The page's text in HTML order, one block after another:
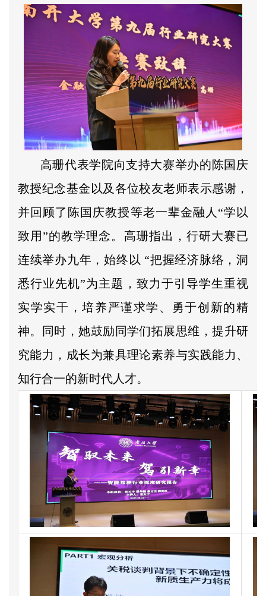
高珊代表学院向支持大赛举办的陈国庆
教授纪念基金以及各位校友老师表示感谢，
并回顾了陈国庆教授等老一辈金融人“学以
致用”的教学理念。高珊指出，行研大赛已
连续举办九年，始终以 “把握经济脉络，洞
悉行业先机”为主题，致力于引导学生重视
实学实干，培养严谨求学、勇于创新的精
神。同时，她鼓励同学们拓展思维，提升研
究能力，成长为兼具理论素养与实践能力、
知行合一的新时代人才。